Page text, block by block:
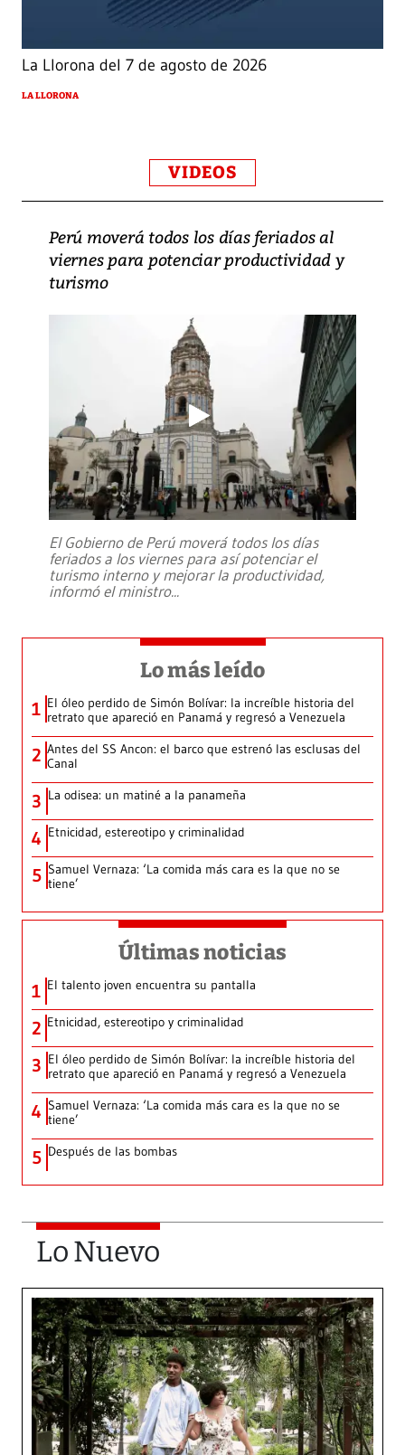
La Llorona del 7 de agosto de 2026
LA LLORONA
VIDEOS
Perú moverá todos los días feriados al
viernes para potenciar productividad y
turismo
El Gobierno de Perú moverá todos los días
feriados a los viernes para así potenciar el
turismo interno y mejorar la productividad,
informó el ministro...
Lo más leído
1 El óleo perdido de Simón Bolívar: la increíble historia del
retrato que apareció en Panamá y regresó a Venezuela
2 Antes del SS Ancon: el barco que estrenó las esclusas del
Canal
3 La odisea: un matiné a la panameña
4 Etnicidad, estereotipo y criminalidad
5 Samuel Vernaza: ‘La comida más cara es la que no se
tiene’
Últimas noticias
1 El talento joven encuentra su pantalla​
2 Etnicidad, estereotipo y criminalidad
3 El óleo perdido de Simón Bolívar: la increíble historia del
retrato que apareció en Panamá y regresó a Venezuela
4 Samuel Vernaza: ‘La comida más cara es la que no se
tiene’
5 Después de las bombas
Lo Nuevo